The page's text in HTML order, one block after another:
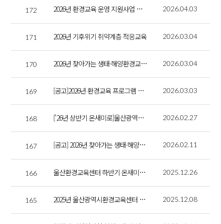
172 2026년 환경교육 운영 지원사업 심사결과 2026.04.03
171 2026년 기후위기 취약계층 적응교육 2026.03.04
170 2026년 찾아가는 생태·해양환경교육 강사 선정 결과 2026.03.04
169 [공고]2026년 환경교육 프로그램 운영 지원 사업 공모 2026.03.03
168 ['26년 상반기 온새미로]울산광역시환경교육센터 소식지 2026.02.27
167 [공고] 2026년 찾아가는 생태·해양환경교육 프로그램 강사 모집 2026.02.11
166 울산환경교육센터 하반기 온새미로 소식지 2025.12.26
165 2025년 울산광역시환경교육센터 성과공유회 2025.12.08